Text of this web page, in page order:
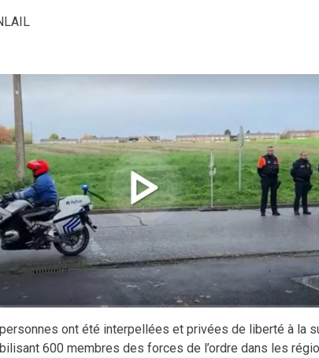
ont été interpellées et privées de liberté à la
600 membres des forces de l’ordre dans les